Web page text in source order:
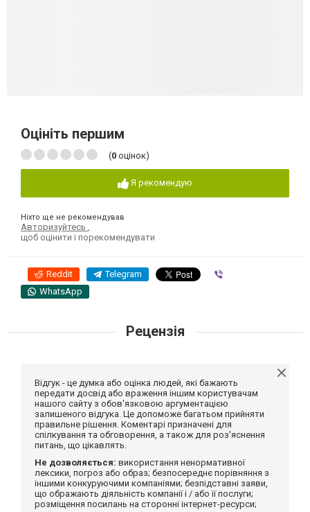
Оцініть першим
(0 оцінок)
Я рекомендую
Ніхто ще не рекомендував
Авторизуйтесь
щоб оцінити і порекомендувати
Reddit Telegram
WhatsApp
Рецензія
Відгук - це думка або оцінка людей, які бажають
передати досвід або враження іншим користувачам
нашого сайту з обов'язковою аргументацією
залишеного відгука. Це допоможе багатьом прийняти
правильне рішення. Коментарі призначені для
спілкування та обговорення, а також для роз'яснення
питань, що цікавлять.
Не дозволяється: використання ненормативної
лексики, погроз або образ; безпосереднє порівняння з
іншими конкуруючими компаніями; безпідставні заяви,
що ображають діяльність компанії і / або її послуги;
розміщення посилань на сторонні інтернет-ресурси;